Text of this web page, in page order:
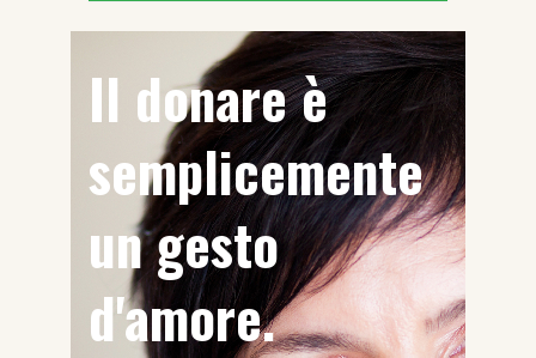
Il donare è
semplicemente
un gesto
d'amore.